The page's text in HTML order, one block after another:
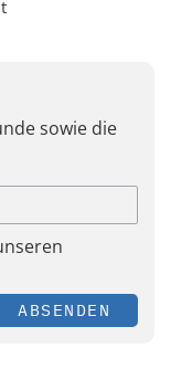
sowie die
ABSENDEN